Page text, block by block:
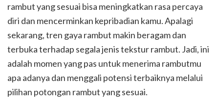
rambut yang sesuai bisa meningkatkan rasa percaya
diri dan mencerminkan kepribadian kamu. Apalagi
sekarang, tren gaya rambut makin beragam dan
terbuka terhadap segala jenis tekstur rambut. Jadi, ini
adalah momen yang pas untuk menerima rambutmu
apa adanya dan menggali potensi terbaiknya melalui
pilihan potongan rambut yang sesuai.